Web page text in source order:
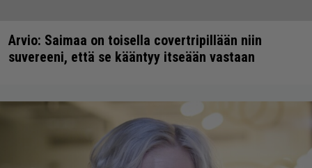
Arvio: Saimaa on toisella covertripillään niin
suvereeni, että se kääntyy itseään vastaan